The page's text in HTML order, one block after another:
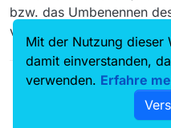
bzw. das Umbenennen
vorgeschlagen.
Mit der Nutzung dieser
damit einverstanden,
verwenden. Erfahre